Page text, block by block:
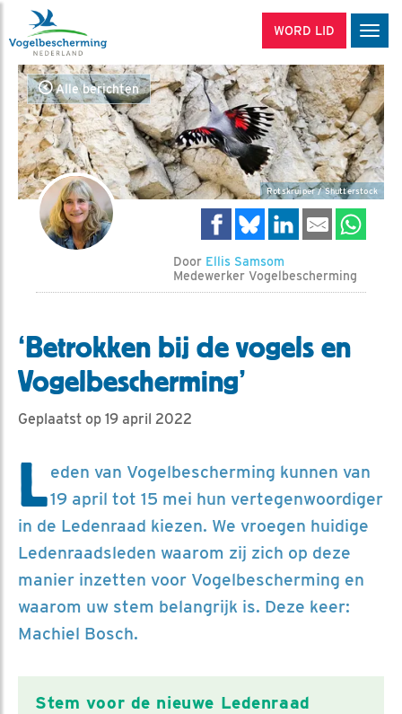
WORD LID
Alle berichten
Rotskruiper / Shutterstock
Door Ellis Samsom
Medewerker Vogelbescherming
‘Betrokken bij de vogels en
Vogelbescherming’
Geplaatst op 19 april 2022
Leden van Vogelbescherming kunnen van
19 april tot 15 mei hun vertegenwoordiger
in de Ledenraad kiezen. We vroegen huidige
Ledenraadsleden waarom zij zich op deze
manier inzetten voor Vogelbescherming en
waarom uw stem belangrijk is. Deze keer:
Machiel Bosch.
Stem voor de nieuwe Ledenraad